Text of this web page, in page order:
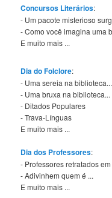
Concursos Literários:
- Um pacote misterioso
- Como você imagina uma
E muito mais ...
Dia do Folclore:
- Uma sereia na biblioteca...
- Uma bruxa na biblioteca...
- Ditados Populares
- Trava-Línguas
E muito mais ...
Dia dos Professores:
- Professores retratados
- Adivinhem quem é ...
E muito mais ...